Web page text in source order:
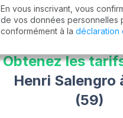
Obtenez les
Henri Salengro
(59)
En vous inscrivant, vous
de vos données personnelles
conformément à la déclaration